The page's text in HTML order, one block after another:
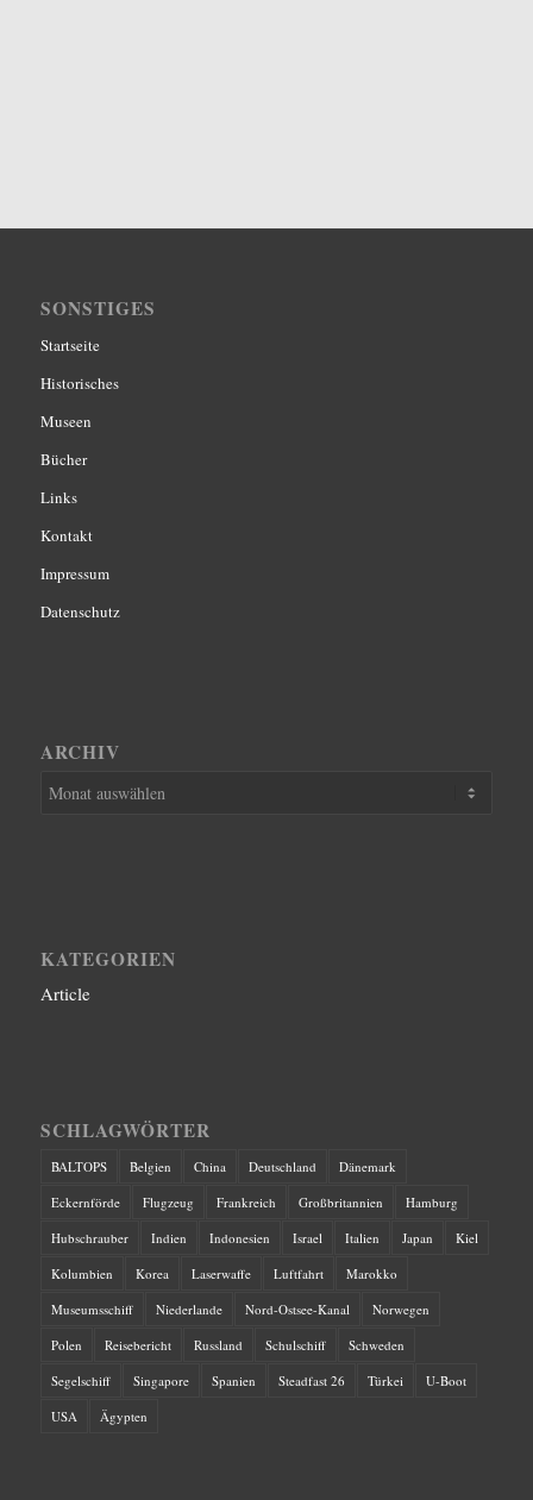
SONSTIGES
Startseite
Historisches
Museen
Bücher
Links
Kontakt
Impressum
Datenschutz
ARCHIV
KATEGORIEN
Article
SCHLAGWÖRTER
BALTOPS Belgien China Deutschland
Dänemark
Eckernförde
Flugzeug Frankreich Großbritannien
Hamburg
Hubschrauber
Indien Indonesien Israel Italien Japan
Kiel
Kolumbien
Korea Laserwaffe Luftfahrt
Marokko
Museumsschiff
Niederlande Nord-Ostsee-Kanal
Norwegen
Polen
Reisebericht Russland Schulschiff
Schweden
Segelschiff
Singapore Spanien Steadfast 26 Türkei
U-Boot
USA
Ägypten